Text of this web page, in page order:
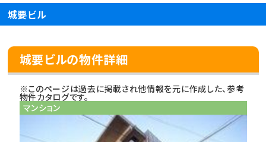
城要ビル
城要ビルの物件詳細
※このページは過去に掲載され他情報を元に作成した、参考
物件カタログです。
マンション